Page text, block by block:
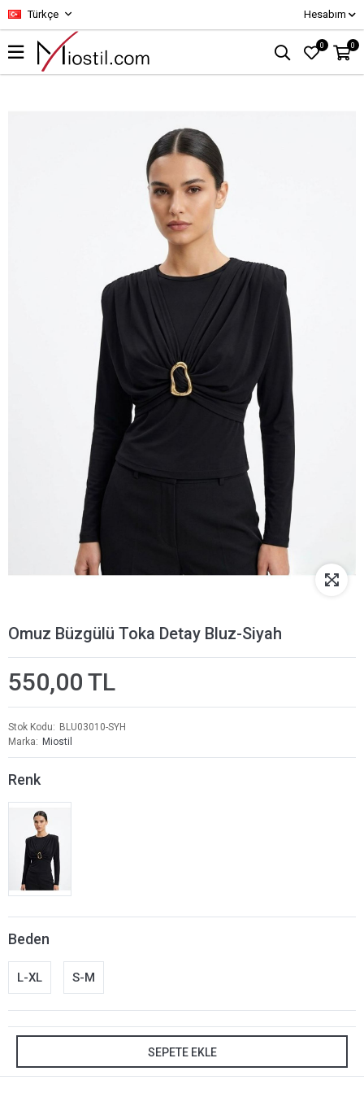
Türkçe Hesabım
0 0
Omuz Büzgülü Toka Detay Bluz-Siyah
550,00 TL
Stok Kodu
BLU03010-SYH
Marka
Miostil
Renk
Beden
L-XL S-M
SEPETE EKLE